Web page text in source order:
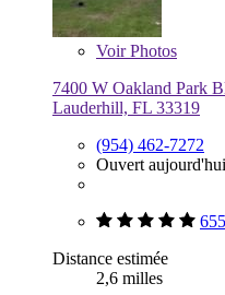
VoirPhotos
7400 W Oakland Park
Lauderhill, FL 33319
(954) 462-7272
Ouvert
Distance estimée
2,6 milles